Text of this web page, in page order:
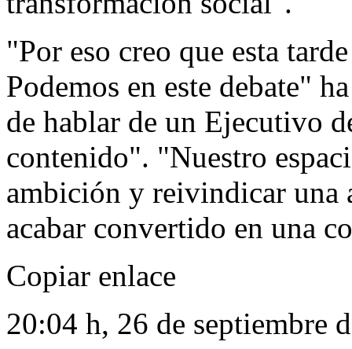
"Por eso creo que esta
Podemos en este debate"
de hablar de un Ejecutivo
contenido". "Nuestro
ambición y reivindicar una
acabar convertido en una
Copiar enlace
20:04 h, 26 de septiembre